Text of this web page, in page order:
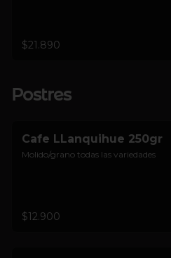
$21.890
Postres
Cafe LLanquihue 250gr
Molido/grano todas las variedades
$12.900